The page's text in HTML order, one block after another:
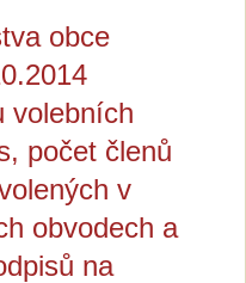
obce
volebních
počet členů
v
obvodech a
na